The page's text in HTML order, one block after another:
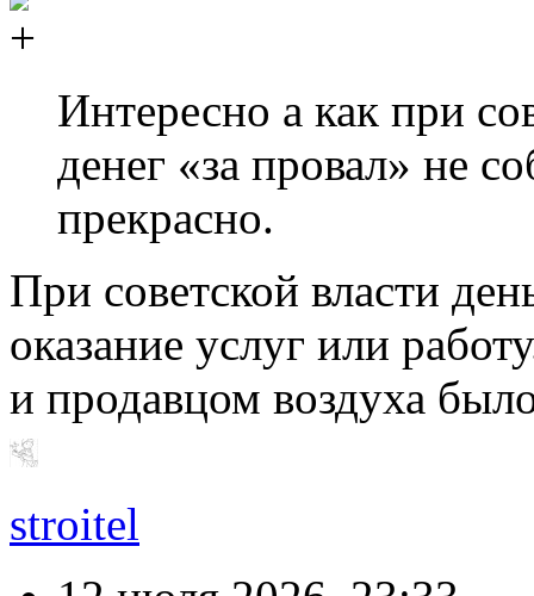
Интересно а как при
денег «за провал» не
прекрасно.
При советской власти
оказание услуг или
и продавцом воздуха
stroitel